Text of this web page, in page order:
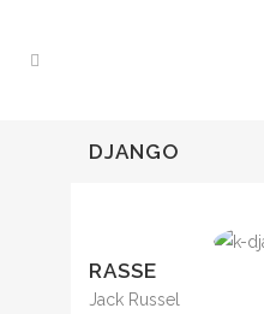
DJANGO
RASSE
Jack Russel